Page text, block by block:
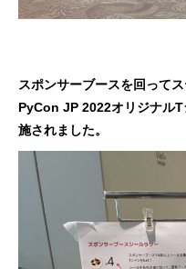
スポンサーブースを回って
PyCon JP 2022オリジナル
施されました。